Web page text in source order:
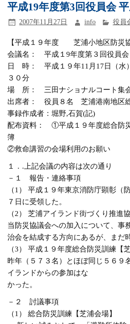
平成19年度第3回役員会
2007年11月27日 info 役員
【平成１９年度 芝浦小地区防災協
会議名： 平成１9年度第３回役員会
日 時： 平成１９年11月17日（水
３０分
場 所： 三田ナショナルコート集
出席者： 役員８名 芝浦港
事録作成者：堀野,石賀(記)
配布資料： ①平成１９年度総合防
簿
②救命講習の会場利用のお願い
１．.上記会議の内容は次の通り
－１ 報告・連絡事項
（1） 平成１９年東京消防庁顕彰（
７日に受領した。
（2） 芝浦アイランド街づくり推進
当防災協議会への加入について、事
治会を結成する方向にあるが、まだ
（3） 平成１９年度総合防災訓練【
昨年（５７３名）とほぼ同じ５６９
イランドからの参加はな
かった。
－２ 討議事項
（1） 総合防災訓練【芝浦会場】